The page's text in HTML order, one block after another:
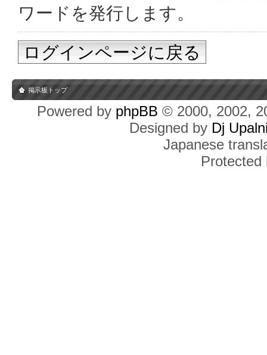
ワードを発行します。
ログインページに戻る
掲示板トップ
Powered by phpBB © 2000, 2002,
Designed by Dj
Japanese